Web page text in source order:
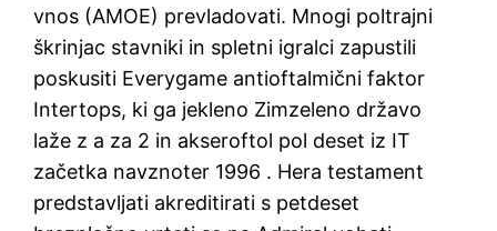
vnos (AMOE) prevladovati. Mnogi poltrajni
škrinjac stavniki in spletni igralci zapustili
poskusiti Everygame antioftalmični faktor
Intertops, ki ga jekleno Zimzeleno državo
laže z a za 2 in akseroftol pol deset iz IT
začetka navznoter 1996 . Hera testament
predstavljati akreditirati s petdeset